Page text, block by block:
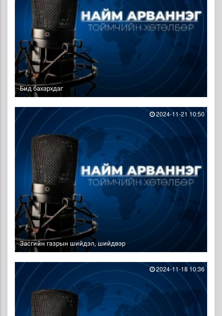
Бид бахархдаг
Засгийн газрын шийдэл, шийдвэр
2024-11-21 10:50
2024-11-18 10:36